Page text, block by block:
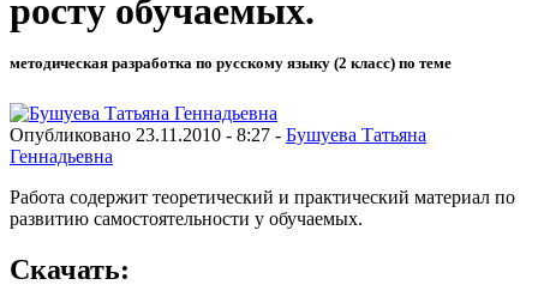
росту обучаемых.
методическая разработка по русскому языку (2 класс) по теме
Опубликовано 23.11.2010 - 8:27 - Бушуева Татьяна
Геннадьевна
Работа содержит теоретический и практический материал по
развитию самостоятельности у обучаемых.
Скачать: